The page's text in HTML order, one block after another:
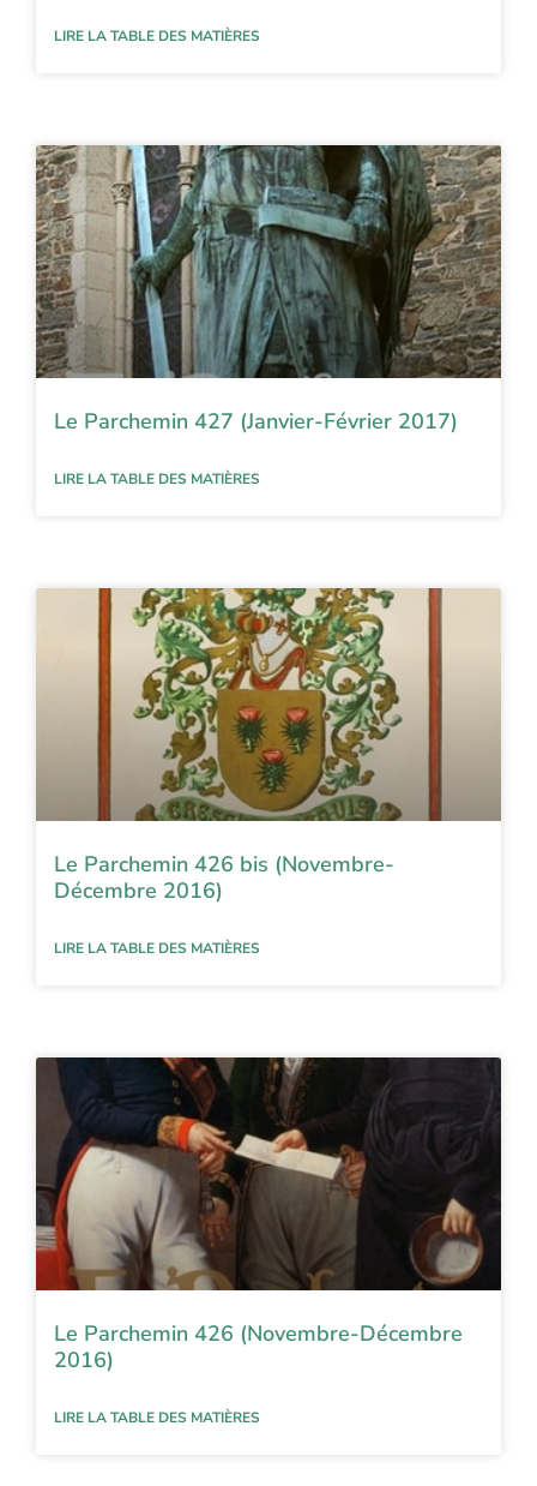
LIRE LA TABLE DES MATIÈRES
Le Parchemin 427 (Janvier-Février 2017)
LIRE LA TABLE DES MATIÈRES
Le Parchemin 426 bis (Novembre-
Décembre 2016)
LIRE LA TABLE DES MATIÈRES
Le Parchemin 426 (Novembre-Décembre
2016)
LIRE LA TABLE DES MATIÈRES